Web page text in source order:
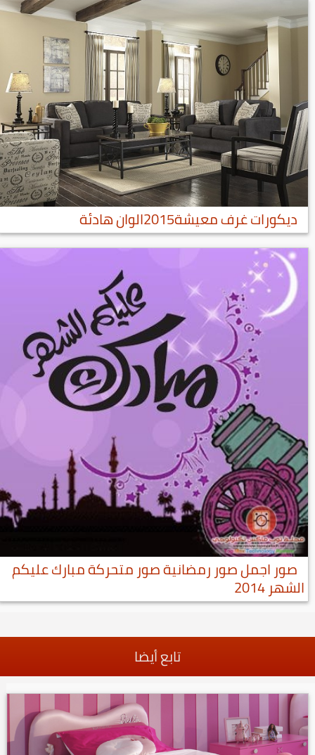
ديكورات غرف معيشة2015الوان هادئة
صور اجمل صور رمضانية صور متحركة مبارك عليكم
الشهر 2014
تابع أيضا